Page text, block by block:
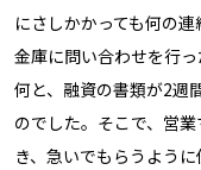
にさしかかっても何の
金庫に問い合わせを行
何と、融資の書類が2週
のでした。そこで、営
き、急いでもらうよう